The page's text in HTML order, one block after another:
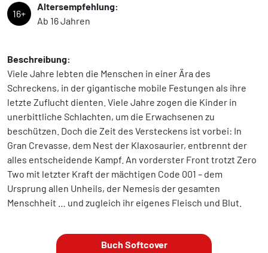
16+
Altersempfehlung:
Ab 16 Jahren
Beschreibung:
Viele Jahre lebten die Menschen in einer Ära des
Schreckens, in der gigantische mobile Festungen als ihre
letzte Zuflucht dienten. Viele Jahre zogen die Kinder in
unerbittliche Schlachten, um die Erwachsenen zu
beschützen. Doch die Zeit des Versteckens ist vorbei: In
Gran Crevasse, dem Nest der Klaxosaurier, entbrennt der
alles entscheidende Kampf. An vorderster Front trotzt Zero
Two mit letzter Kraft der mächtigen Code 001 – dem
Ursprung allen Unheils, der Nemesis der gesamten
Menschheit … und zugleich ihr eigenes Fleisch und Blut.
Buch Softcover